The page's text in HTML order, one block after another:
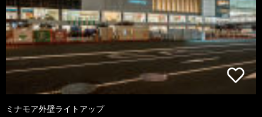
ミナモア外壁ライトアップ